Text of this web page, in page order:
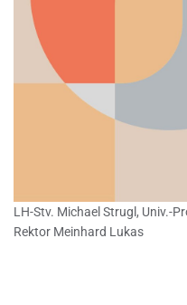
LH-Stv. Michael Strugl, Univ.-
Rektor Meinhard Lukas